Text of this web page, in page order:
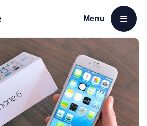
Menu
Open menu